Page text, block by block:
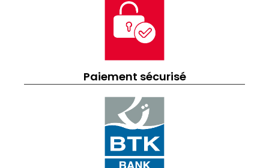
Paiement sécurisé